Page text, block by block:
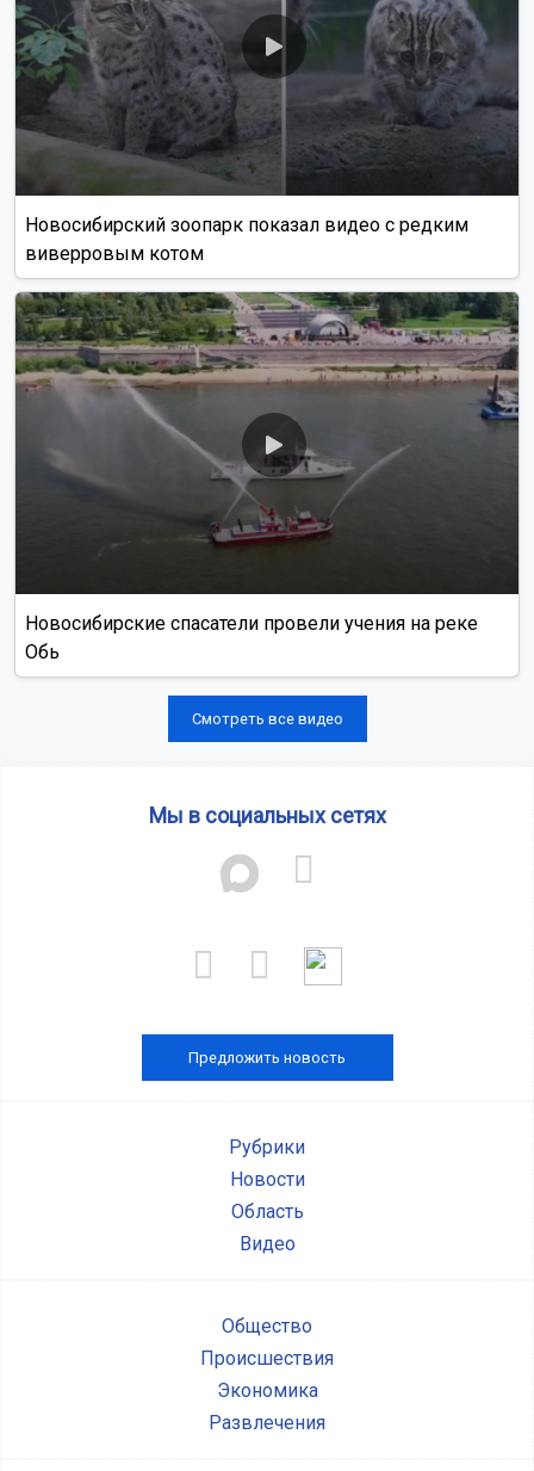
Новосибирский зоопарк показал видео с редким
виверровым котом
Новосибирские спасатели провели учения на реке
Обь
Смотреть все видео
Мы в социальных сетях
Предложить новость
Рубрики
Новости
Область
Видео
Общество
Происшествия
Экономика
Развлечения